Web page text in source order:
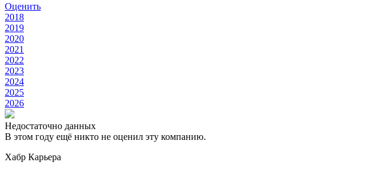
Оценить
2018
2019
2020
2021
2022
2023
2024
2025
2026
Недостаточно данных
В этом году ещё никто не оценил эту компанию.
Хабр Карьера